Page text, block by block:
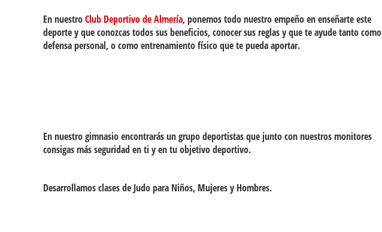
En nuestroClub Deportivo de Almería, ponemos todo nuestro empeño en enseñarte este
deporte y que conozcas todos sus beneficios, conocer sus reglas y que te ayude tanto como
defensa personal, o como entrenamiento físico que te pueda aportar.
En nuestro gimnasio encontrarás un grupo deportistas que junto con nuestros monitores
consigas más seguridad en ti y en tu objetivo deportivo.
Desarrollamos clases de Judo para Niños, Mujeres y Hombres.